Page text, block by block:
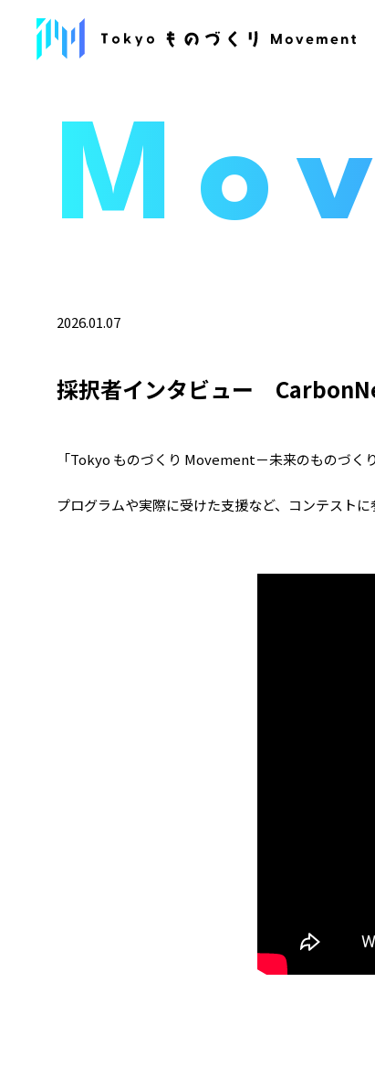
2026.01.07
採択者インタビュー
「Tokyo ものづくり Movement－未来のものづく
プログラムや実際に受けた支援など、コンテスト